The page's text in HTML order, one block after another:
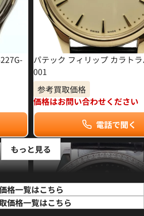
パテック フィリップ カラト
001
参考買取価格
価格はお問い合わせください
電話で聞く
もっと見る
格一覧はこちら
価格一覧はこちら